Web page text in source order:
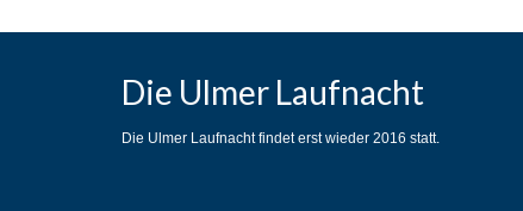
Die Ulmer Laufnacht
Die Ulmer Laufnacht findet erst wieder 2016 statt.